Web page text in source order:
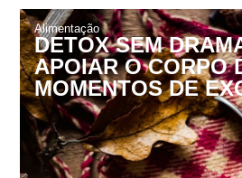
Alimentação
DETOX SEM
APOIAR O CORPO
MOMENTOS DE